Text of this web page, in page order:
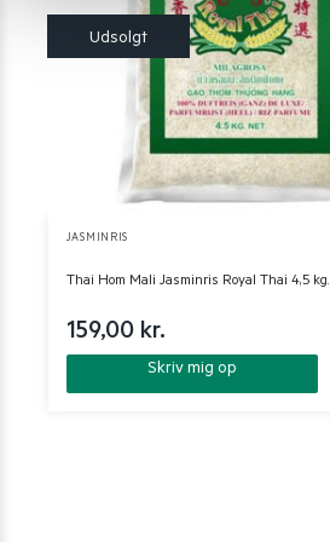
JASMINRIS
Thai Hom Mali Jasminris Royal Thai 4,5 kg.
159,00 kr.
Skriv mig op